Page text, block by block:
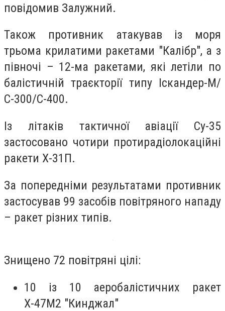
повідомив Залужний.
Також противник атакував із моря
трьома крилатими ракетами "Калібр", а з
півночі – 12-ма ракетами, які летіли по
балістичній траєкторії типу Іскандер-М/
С-300/С-400.
Із літаків тактичної авіації Су-35
застосовано чотири протирадіолокаційні
ракети Х-31П.
За попередніми результатами противник
застосував 99 засобів повітряного нападу
– ракет різних типів.
Знищено 72 повітряні цілі:
10 із 10 аеробалістичних ракет
Х-47М2 "Кинджал"